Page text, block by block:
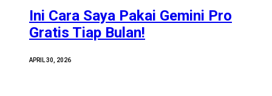
Ini Cara Saya Pakai Gemini Pro
Gratis Tiap Bulan!
APRIL 30, 2026